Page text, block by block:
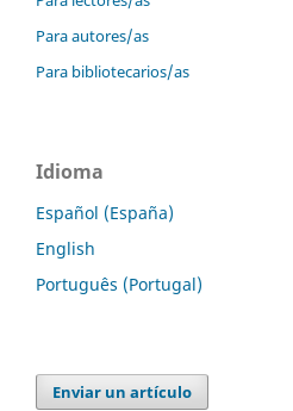
Para autores/as
Para bibliotecarios/as
Idioma
Español (España)
English
Português (Portugal)
Enviar un artículo